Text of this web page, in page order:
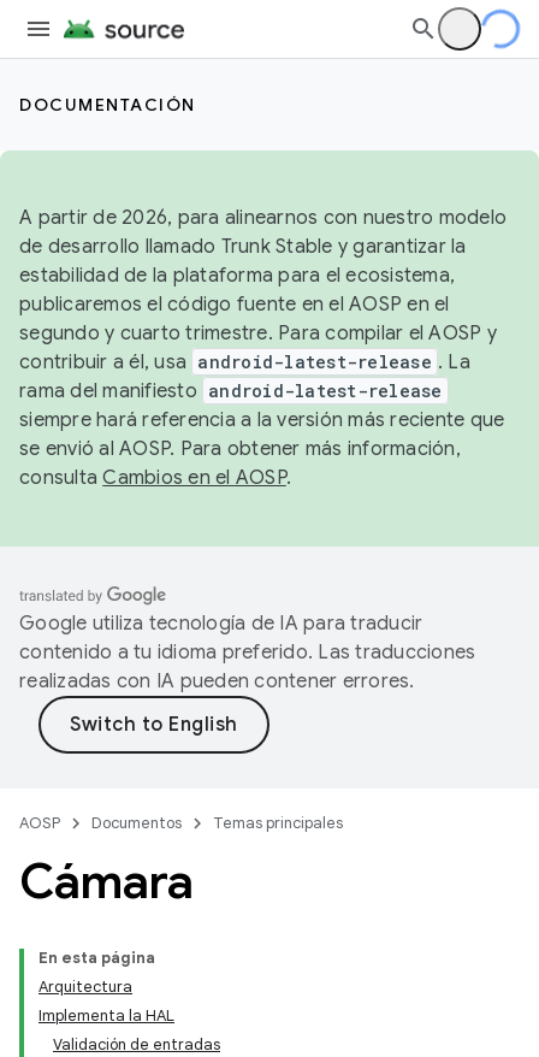
DOCUMENTACIÓN
A partir de 2026, para alinearnos con nuestro modelo
de desarrollo llamado Trunk Stable y garantizar la
estabilidad de la plataforma para el ecosistema,
publicaremos el código fuente en el AOSP en el
segundo y cuarto trimestre. Para compilar el AOSP y
contribuir a él, usa android-latest-release . La
rama del manifiesto android-latest-release
siempre hará referencia a la versión más reciente que
se envió al AOSP. Para obtener más información,
consultaCambios en el AOSP.
Google utiliza tecnología de IA para traducir
contenido a tu idioma preferido. Las traducciones
realizadas con IA pueden contener errores.
AOSP Documentos Temas principales
Cámara
En esta página
Arquitectura
Implementa la HAL
Validación de entradas